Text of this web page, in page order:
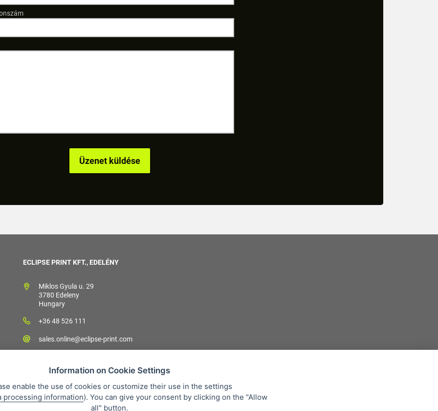
ECLIPSE PRINT KFT., EDELÉNY
Miklos Gyula u. 29
3780 Edeleny
Hungary
+36 48 526 111
sales.online@eclipse-print.com
Personal data protection
Information on Cookie Settings
enable the use of cookies or customize their use in the settings
processing information). You can give your consent by clicking on the "Allow
all" button.